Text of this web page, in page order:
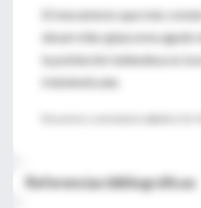
El mecanismo que más
desarrollar glaucoma agudo
la población tailandesa es la
iridolenticular.
Referencias bibliográficas